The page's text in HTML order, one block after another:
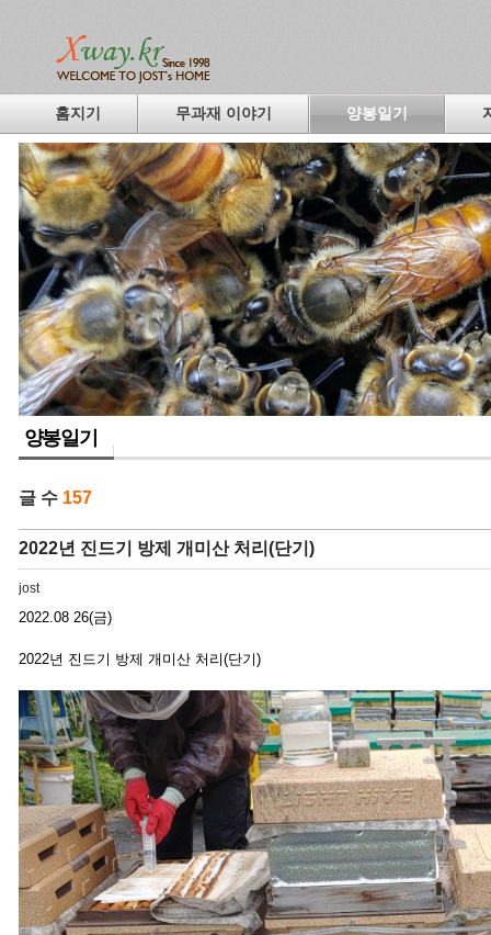
홈지기 무과재 이야기 양봉일기
양봉일기
글 수 157
2022년 진드기 방제 개미산 처리(단기)
jost
2022.08 26(금)
2022년 진드기 방제 개미산 처리(단기)